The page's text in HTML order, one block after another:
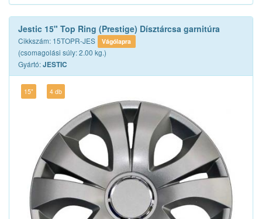
Jestic 15" Top Ring (Prestige) Dísztárcsa garnitúra
Cikkszám: 15TOPR-JES Vágólapra
(csomagolási súly: 2.00 kg.)
Gyártó:JESTIC
15" 4 db